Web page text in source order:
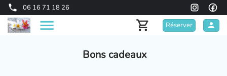
06 16 71 18 26
Réserver
Bons cadeaux